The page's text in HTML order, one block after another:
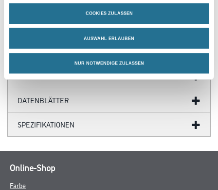
COOKIES ZULASSEN
AUSWAHL ERLAUBEN
NUR NOTWENDIGE ZULASSEN
ZUSATZINFOS
GEFAHRENHINWEISE
DATENBLÄTTER
SPEZIFIKATIONEN
Online-Shop
Farbe